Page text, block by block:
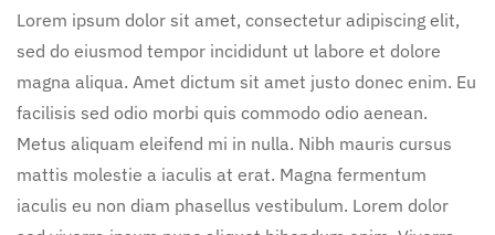
Lorem ipsum dolor sit amet, consectetur adipiscing elit,
sed do eiusmod tempor incididunt ut labore et dolore
magna aliqua. Amet dictum sit amet justo donec enim. Eu
facilisis sed odio morbi quis commodo odio aenean.
Metus aliquam eleifend mi in nulla. Nibh mauris cursus
mattis molestie a iaculis at erat. Magna fermentum
iaculis eu non diam phasellus vestibulum. Lorem dolor